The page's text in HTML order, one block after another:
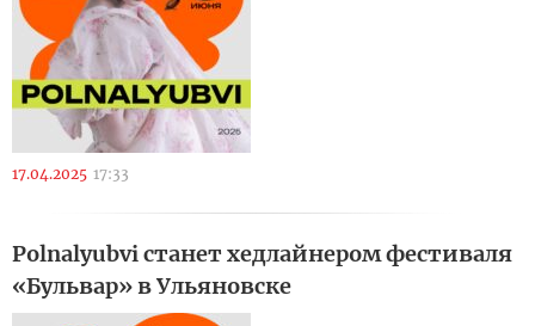
17.04.2025 17:33
Polnalyubvi станет хедлайнером фестиваля
«Бульвар» в Ульяновске